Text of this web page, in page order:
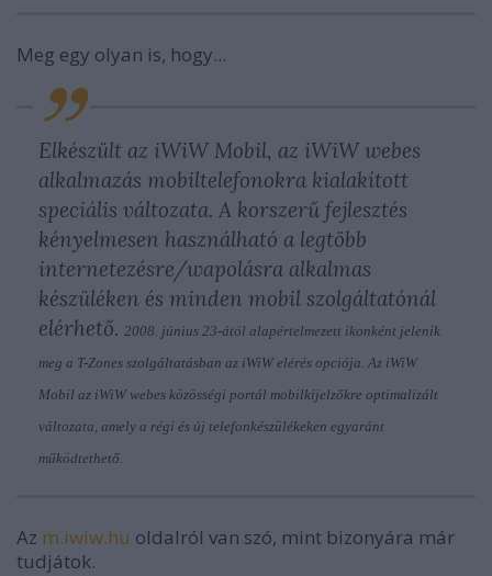
Meg egy olyan is, hogy...
Elkészült az iWiW Mobil, az iWiW webes
alkalmazás mobiltelefonokra kialakított
speciális változata. A korszerű fejlesztés
kényelmesen használható a legtöbb
internetezésre/wapolásra alkalmas
készüléken és minden mobil szolgáltatónál
elérhető. 2008. június 23-ától alapértelmezett ikonként jelenik
meg a T-Zones szolgáltatásban az iWiW elérés opciója. Az iWiW
Mobil az iWiW webes közösségi portál mobilkijelzőkre optimalizált
változata, amely a régi és új telefonkészülékeken egyaránt
működtethető.
Az m.iwiw.hu oldalról van szó, mint bizonyára már
tudjátok.